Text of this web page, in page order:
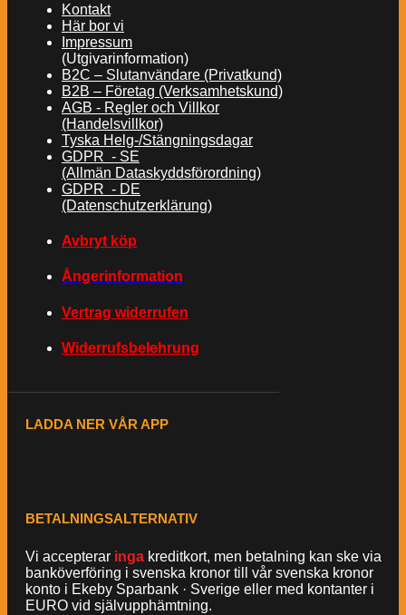
Kontakt
Här bor vi
Impressum
(Utgivarinformation)
B2C – Slutanvändare (Privatkund)
B2B – Företag (Verksamhetskund)
AGB - Regler och Villkor
(Handelsvillkor)
Tyska Helg-/Stängningsdagar
GDPR - SE
(Allmän Dataskyddsförordning)
GDPR - DE
(Datenschutzerklärung)
Avbryt köp
Ångerinformation
Vertrag widerrufen
Widerrufsbelehrung
LADDA NER VÅR APP
BETALNINGSALTERNATIV
Vi accepterar inga kreditkort, men betalning kan ske via
banköverföring i svenska kronor till vår svenska kronor
konto i Ekeby Sparbank · Sverige eller med kontanter i
EURO vid självupphämtning.